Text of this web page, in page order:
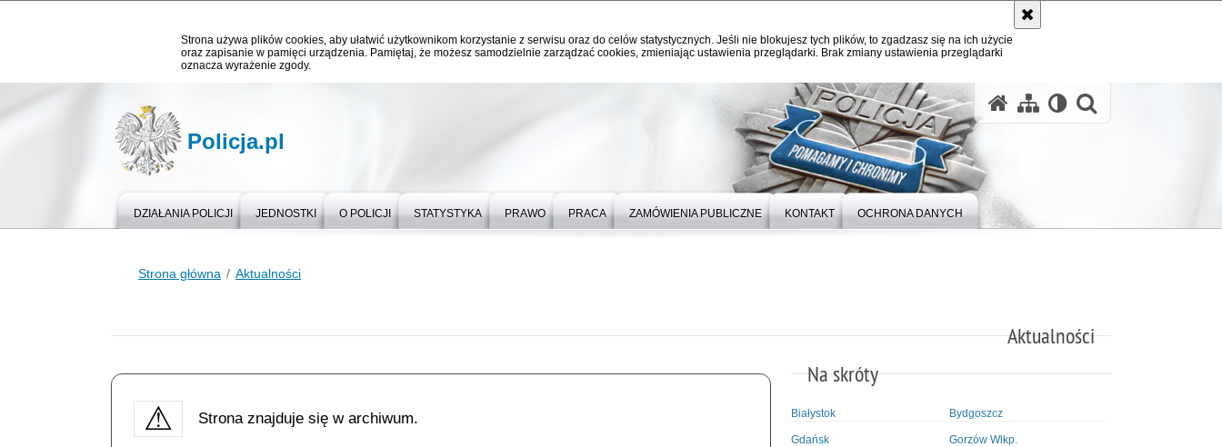
Strona używa plików cookies, aby ułatwić użytkownikom korzystanie z serwisu oraz do celów statystycznych. Jeśli nie blokujesz tych plików, to zgadzasz się na ich użycie
oraz zapisanie w pamięci urządzenia. Pamiętaj, że możesz samodzielnie zarządzać cookies, zmieniając ustawienia przeglądarki. Brak zmiany ustawienia przeglądarki
oznacza wyrażenie zgody.
Policja.pl
DZIAŁANIA POLICJI JEDNOSTKI O POLICJI STATYSTYKA PRAWO PRACA ZAMÓWIENIA PUBLICZNE KONTAKT OCHRONA DANYCH
Strona główna Aktualności
Aktualności
Strona znajduje się w archiwum.
Na skróty
Białystok Bydgoszcz
Gdańsk Gorzów Wlkp.